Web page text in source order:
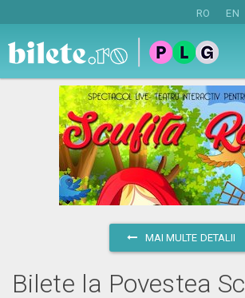
RO EN
MAI MULTE DETALII
Bilete la Povestea